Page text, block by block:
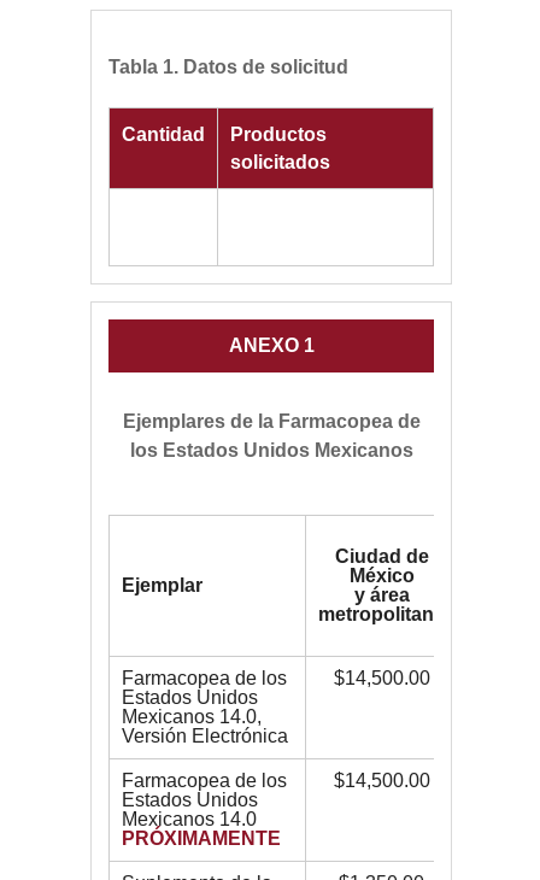
Tabla 1. Datos de solicitud
Cantidad
Productos
solicitados
ANEXO 1
Ejemplares de la Farmacopea de
los Estados Unidos Mexicanos
Ejemplar
Ciudad de
México
y área
metropolitana
Farmacopea de los
Estados Unidos
Mexicanos 14.0,
Versión Electrónica
$14,500.00
Farmacopea de los
Estados Unidos
Mexicanos 14.0
PRÓXIMAMENTE
$14,500.00